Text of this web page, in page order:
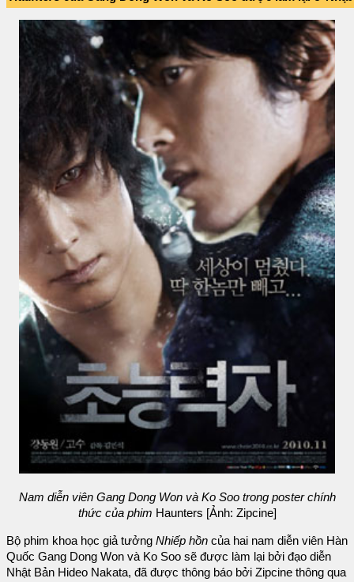
Nam diễn viên Gang Dong Won và Ko Soo trong poster chính
thức của phim Haunters [Ảnh: Zipcine]
Bộ phim khoa học giả tưởng Nhiếp hồn của hai nam diễn viên Hàn
Quốc Gang Dong Won và Ko Soo sẽ được làm lại bởi đạo diễn
Nhật Bản Hideo Nakata, đã được thông báo bởi Zipcine thông qua